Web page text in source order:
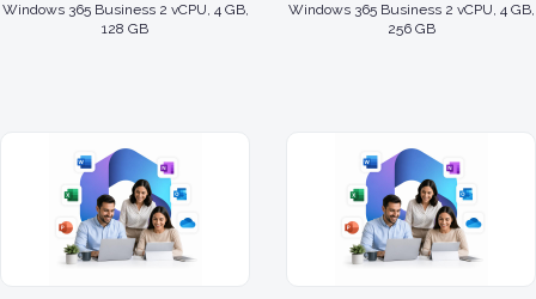
Windows 365 Business 2 vCPU, 4 GB,
128 GB
Windows 365 Business 2 vCPU, 4 GB,
256 GB